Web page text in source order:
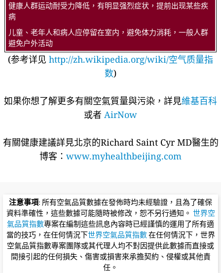
健康人群运动耐受力降低，有明显强烈症状，提前出现某些疾
病
儿童、老年人和病人应停留在室内，避免体力消耗，一般人群
避免户外活动
(参考详见 http://zh.wikipedia.org/wiki/空气质量指
数)
如果你想了解更多有關空氣質量與污染，詳見維基百科
或者 AirNow
有關健康建議詳​​見北京的Richard Saint Cyr MD醫生的
博客： www.myhealthbeijing.com
注意事項: 所有空氣品質數據在發佈時均未經驗證，且為了確保
資料準確性，這些數據可能隨時被修改，恕不另行通知。 世界空
氣品質指數專案在編制這些訊息內容時已經謹慎的運用了所有適
當的技巧，在任何情況下世界空氣品質指數在任何情況下，世界
空氣品質指數專案團隊或其代理人均不對因提供此數據而直接或
間接引起的任何損失、傷害或損害來承擔契約、侵權或其他責
任。